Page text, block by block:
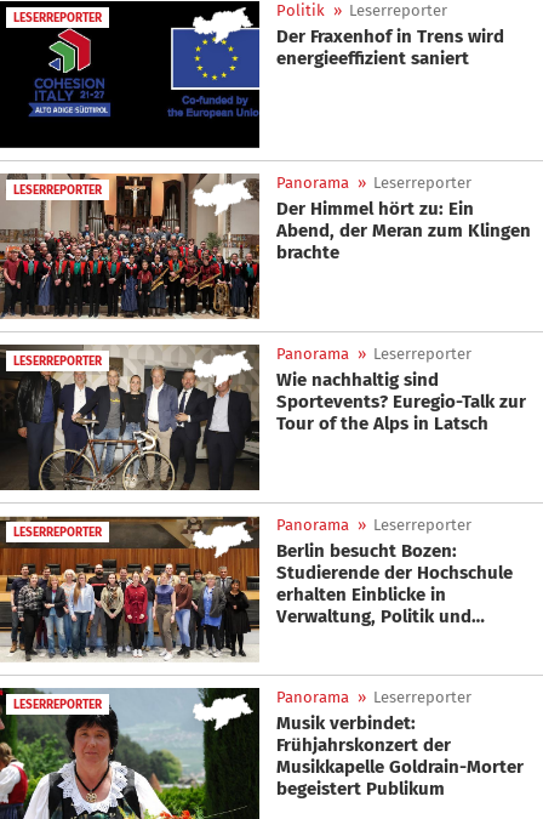
LESERREPORTER Politik » Leserreporter
Der Fraxenhof in Trens wird
energieeffizient saniert
LESERREPORTER Panorama » Leserreporter
Der Himmel hört zu: Ein
Abend, der Meran zum Klingen
brachte
LESERREPORTER Panorama » Leserreporter
Wie nachhaltig sind
Sportevents? Euregio-Talk zur
Tour of the Alps in Latsch
LESERREPORTER Panorama » Leserreporter
Berlin besucht Bozen:
Studierende der Hochschule
erhalten Einblicke in
Verwaltung, Politik und
LESERREPORTER Panorama » Leserreporter
Musik verbindet:
Frühjahrskonzert der
Musikkapelle Goldrain-Morter
begeistert Publikum